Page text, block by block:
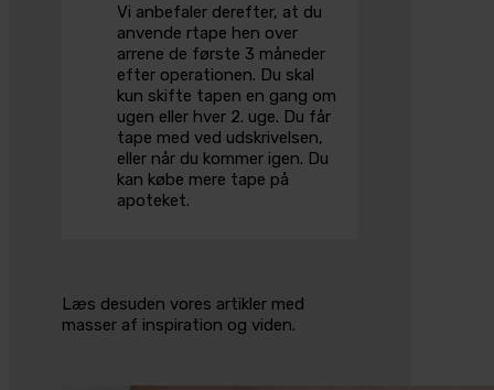
Vi anbefaler derefter, at du
anvende rtape hen over
arrene de første 3 måneder
efter operationen. Du skal
kun skifte tapen en gang om
ugen eller hver 2. uge. Du får
tape med ved udskrivelsen,
eller når du kommer igen. Du
kan købe mere tape på
apoteket.
Læs desuden vores artikler med
masser af inspiration og viden.